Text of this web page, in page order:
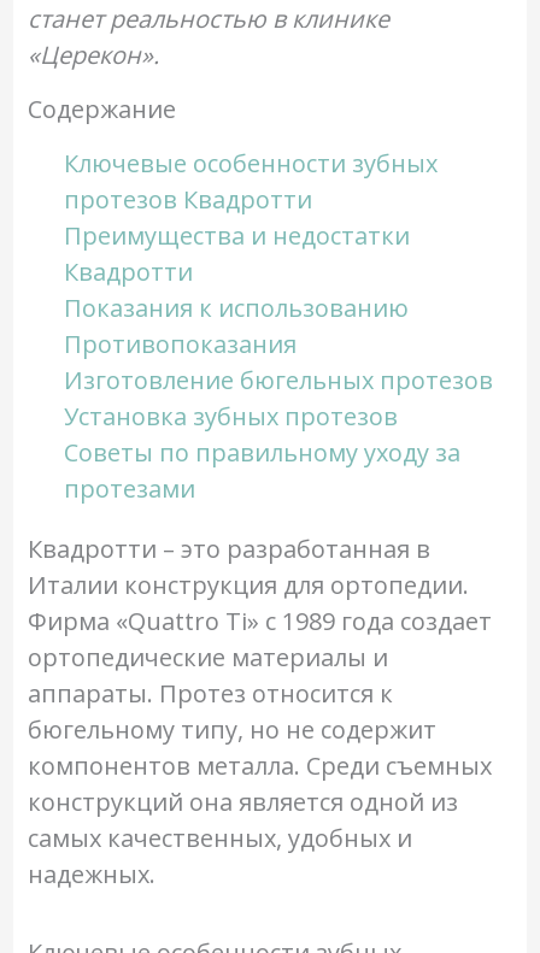
станет реальностью в клинике
«Церекон».
Содержание
Ключевые особенности зубных
протезов Квадротти
Преимущества и недостатки
Квадротти
Показания к использованию
Противопоказания
Изготовление бюгельных протезов
Установка зубных протезов
Советы по правильному уходу за
протезами
Квадротти – это разработанная в
Италии конструкция для ортопедии.
Фирма «Quattro Ti» с 1989 года создает
ортопедические материалы и
аппараты. Протез относится к
бюгельному типу, но не содержит
компонентов металла. Среди съемных
конструкций она является одной из
самых качественных, удобных и
надежных.